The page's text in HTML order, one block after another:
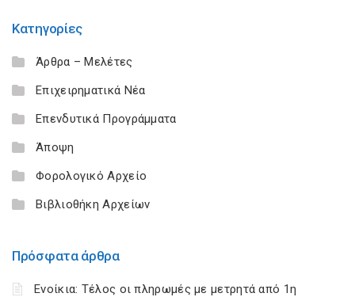
Κατηγορίες
Άρθρα – Μελέτες
Επιχειρηματικά Νέα
Επενδυτικά Προγράμματα
Άποψη
Φορολογικό Αρχείο
Βιβλιοθήκη Αρχείων
Πρόσφατα άρθρα
Ενοίκια: Τέλος οι πληρωμές με μετρητά από 1η